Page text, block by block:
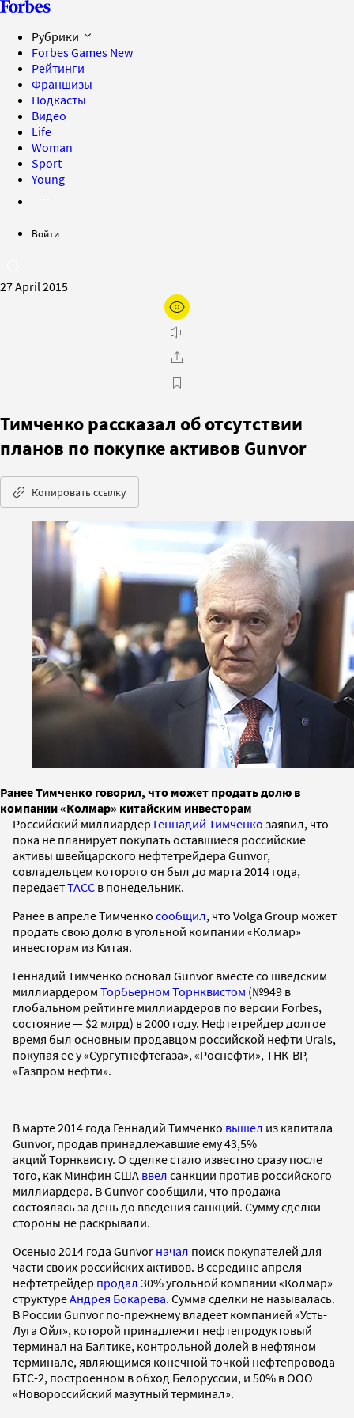
Рубрики
Forbes Games New
Рейтинги
Франшизы
Подкасты
Видео
Life
Woman
Sport
Young
Войти
27 April 2015
Тимченко рассказал об отсутствии
планов по покупке активов Gunvor
Копировать ссылку
Ранее Тимченко говорил, что может продать долю в
компании «Колмар» китайским инвесторам
Российский миллиардер Геннадий Тимченко заявил, что
пока не планирует покупать оставшиеся российские
активы швейцарского нефтетрейдера Gunvor,
совладельцем которого он был до марта 2014 года,
передаетТАСС в понедельник.
Ранее в апреле Тимченко сообщил, что Volga Group может
продать свою долю в угольной компании «Колмар»
инвесторам из Китая.
Геннадий Тимченко основал Gunvor вместе со шведским
миллиардером Торбьерном Торнквистом (№949 в
глобальном рейтинге миллиардеров по версии Forbes,
состояние — $2 млрд) в 2000 году. Нефтетрейдер долгое
время был основным продавцом российской нефти Urals,
покупая ее у «Сургутнефтегаза», «Роснефти», ТНК-ВР,
«Газпром нефти».
В марте 2014 года Геннадий Тимченко вышел из капитала
Gunvor, продав принадлежавшие ему 43,5%
акций Торнквисту. О сделке стало известно сразу после
того, как Минфин США ввел санкции против российского
миллиардера. В Gunvor сообщили, что продажа
состоялась за день до введения санкций. Сумму сделки
стороны не раскрывали.
Осенью 2014 года Gunvor начал поиск покупателей для
части своих российских активов. В середине апреля
нефтетрейдер продал 30% угольной компании «Колмар»
структуреАндрея Бокарева. Сумма сделки не называлась.
В России Gunvor по-прежнему владеет компанией «Усть-
Луга Ойл», которой принадлежит нефтепродуктовый
терминал на Балтике, контрольной долей в нефтяном
терминале, являющимся конечной точкой нефтепровода
БТС-2, построенном в обход Белоруссии, и 50% в ООО
«Новороссийский мазутный терминал».